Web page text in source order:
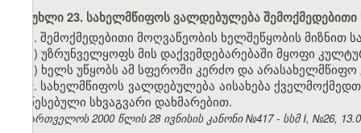
მუხლი 23. სახელმწიფოს ვალდებულება
1. შემოქმედებითი მოღვაწეობის ხელშეწყობის მიზნით
ა) უზრუნველყოფს მის დაქვემდებარებაში მყოფი
ბ) ხელს უწყობს ამ სფეროში კერძო და
2. სახელმწიფოს ვალდებულება აისახება
დაწესებული სხვაგვარი დახმარებით.
საქართველოს 2000 წლის 28 ივნისის კანონი №417 - სსმ I, №26,